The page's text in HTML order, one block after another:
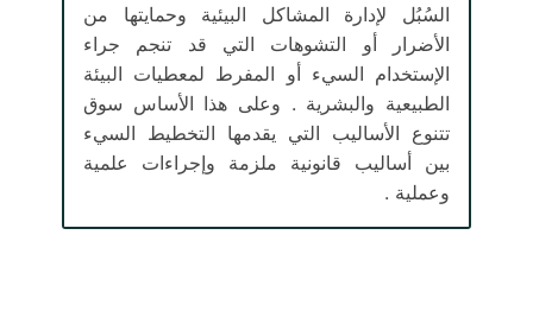
السُبُل لإدارة المشاكل البيئية وحمايتها من
الأضرار أو التشوهات التي قد تنجم جراء
الإستخدام السيء أو المفرط لمعطيات البيئة
الطبيعية والبشرية . وعلى هذا الأساس سوق
تتنوع الأساليب التي يقدمها التخطيط السيء
بين أساليب قانونية ملزمة وإجراءات علمية
وعملية .